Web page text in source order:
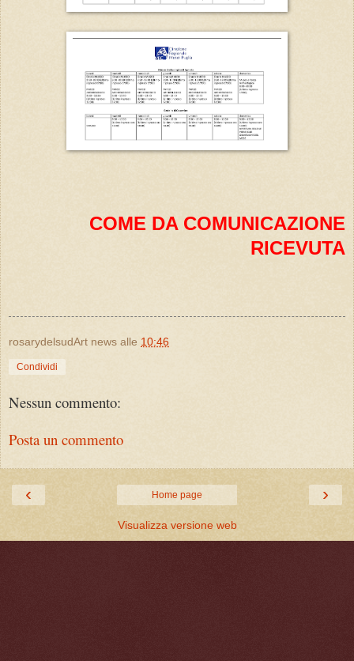
COME DA COMUNICAZIONE
RICEVUTA
rosarydelsudArt news alle 10:46
Condividi
Nessun commento:
Posta un commento
‹ ›
Home page
Visualizza versione web